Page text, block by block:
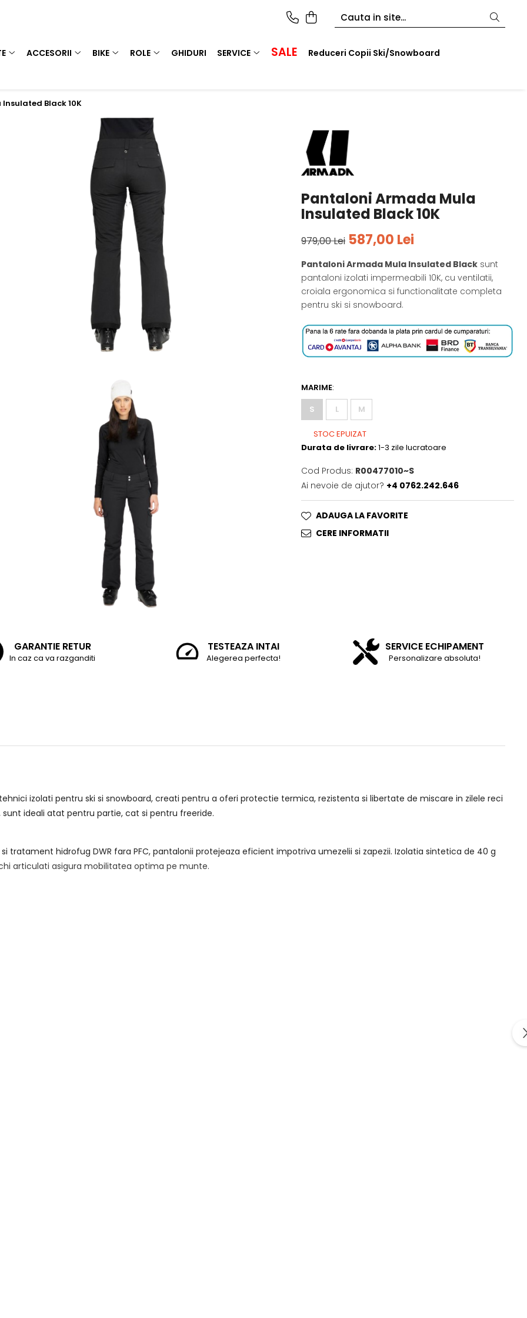
ACCESORII BIKE ROLE GHIDURI SERVICE SALE Reduceri Copii Ski/Snowboard
Black 10K
Pantaloni Armada Mula
Insulated Black 10K
979,00 Lei 587,00 Lei
Pantaloni Armada Mula Insulated Black sunt
pantaloni izolati impermeabili 10K, cu ventilatii,
croiala ergonomica si functionalitate completa
pentru ski si snowboard.
MARIME:
S
L M
STOC EPUIZAT
Durata de livrare:1-3 zile lucratoare
Cod Produs: R00477010~S
Ai nevoie de ajutor? +4 0762.242.646
ADAUGA LA FAVORITE
CERE INFORMATII
GARANTIE RETUR
In caz ca va razganditi
TESTEAZA INTAI
Alegerea perfecta!
SERVICE ECHIPAMENT
Personalizare absoluta!
izolati pentru ski si snowboard, creati pentru a oferi protectie termica, rezistenta si libertate de miscare in zilele reci
ideali atat pentru partie, cat si pentru freeride.
tratament hidrofug DWR fara PFC, pantalonii protejeaza eficient impotriva umezelii si zapezii. Izolatia sintetica de 40 g
articulati asigura mobilitatea optima pe munte.
termic in zilele foarte reci